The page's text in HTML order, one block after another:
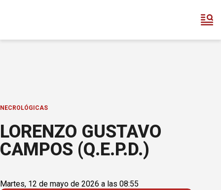
NECROLÓGICAS
LORENZO GUSTAVO
CAMPOS (Q.E.P.D.)
Martes, 12 de mayo de 2026 a las 08:55